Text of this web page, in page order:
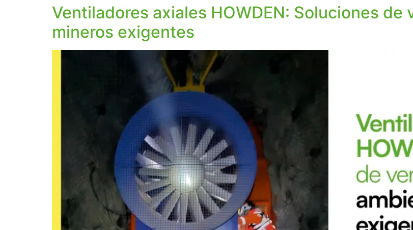
Ventiladores axiales HOWDEN: Soluciones
mineros exigentes